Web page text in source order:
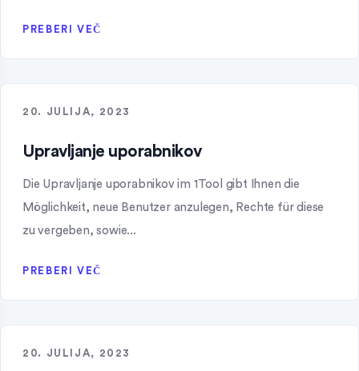
PREBERI VEČ
20. JULIJA, 2023
Upravljanje uporabnikov
Die Upravljanje uporabnikov im 1Tool gibt Ihnen die
Möglichkeit, neue Benutzer anzulegen, Rechte für diese
zu vergeben, sowie...
PREBERI VEČ
20. JULIJA, 2023